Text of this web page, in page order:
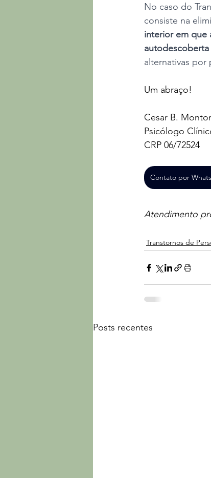
No caso do
consiste na
interior em que
autodescoberta
alternativas por
Um abraço!
Cesar B.
Psicólogo
CRP 06/72524
Contato por
Atendimento
Transtornos de
Posts recentes